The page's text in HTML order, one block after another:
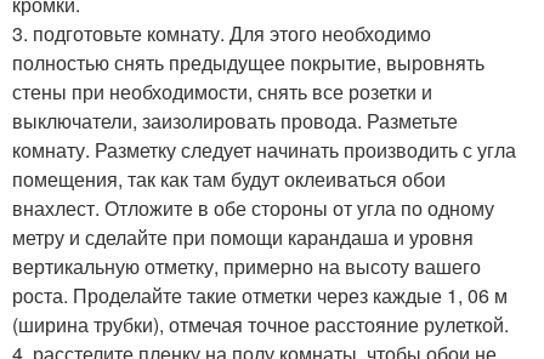
3. подготовьте комнату. Для этого необходимо
полностью снять предыдущее покрытие, выровнять
стены при необходимости, снять все розетки и
выключатели, заизолировать провода. Разметьте
комнату. Разметку следует начинать производить с угла
помещения, так как там будут оклеиваться обои
внахлест. Отложите в обе стороны от угла по одному
метру и сделайте при помощи карандаша и уровня
вертикальную отметку, примерно на высоту вашего
роста. Проделайте такие отметки через каждые 1, 06 м
(ширина трубки), отмечая точное расстояние рулеткой.